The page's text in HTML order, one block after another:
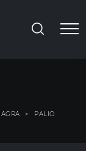
> PALIO